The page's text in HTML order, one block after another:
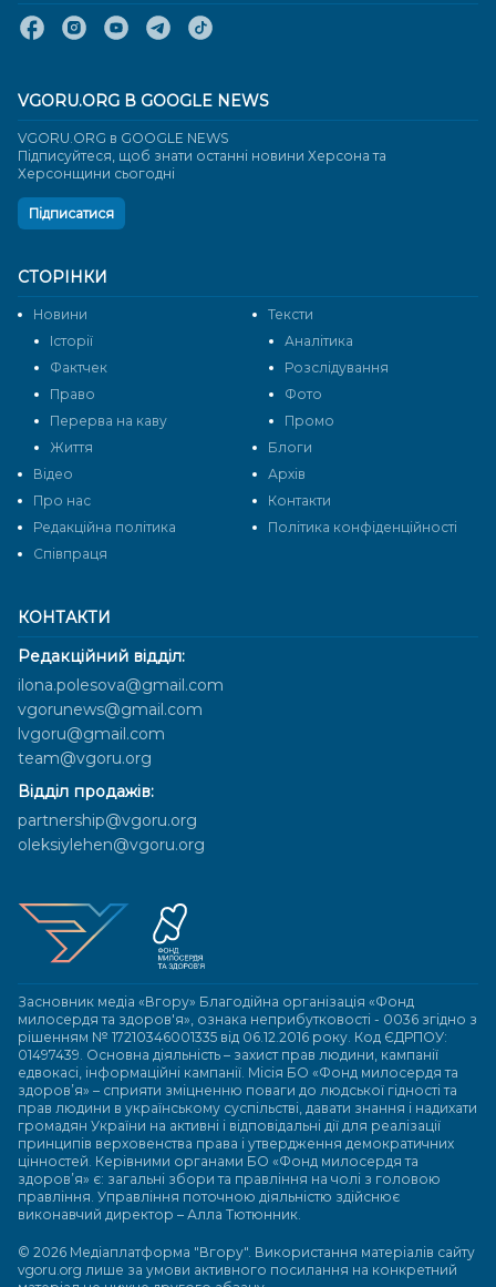
КОНТАКТИ
Редакційний відділ:
ilona.polesova@gmail.com
vgorunews@gmail.com
lvgoru@gmail.com
team@vgoru.org
Відділ продажів:
partnership@vgoru.org
oleksiylehen@vgoru.org
Засновник медіа «Вгору» Благодійна організація «Фонд
милосердя та здоров'я», ознака неприбутковості - 0036 згідно з
рішенням № 17210346001335 від 06.12.2016 року. Код ЄДРПОУ:
01497439. Основна діяльність – захист прав людини, кампанії
едвокасі, інформаційні кампанії. Місія БО «Фонд милосердя та
здоров’я» – сприяти зміцненню поваги до людської гідності та
прав людини в українському суспільстві, давати знання і надихати
громадян України на активні і відповідальні дії для реалізації
принципів верховенства права і утвердження демократичних
цінностей. Керівними органами БО «Фонд милосердя та
здоров’я» є: загальні збори та правління на чолі з головою
правління. Управління поточною діяльністю здійснює
виконавчий директор – Алла Тютюнник.
© 2026 Медіаплатформа "Вгору". Використання матеріалів сайту
vgoru.org лише за умови активного посилання на конкретний
СТОРІНКИ
Новини
Тексти
Історії
Аналітика
Фактчек
Розслідування
Право
Фото
Перерва на каву
Промо
Життя
Блоги
Відео
Архів
Про нас
Контакти
Редакційна політика
Політика конфіденційності
Cпівпраця
VGORU.ORG В GOOGLE NEWS
VGORU.ORG в GOOGLE NEWS
Підписуйтеся, щоб знати останні новини Херсона та
Херсонщини сьогодні
Підписатися